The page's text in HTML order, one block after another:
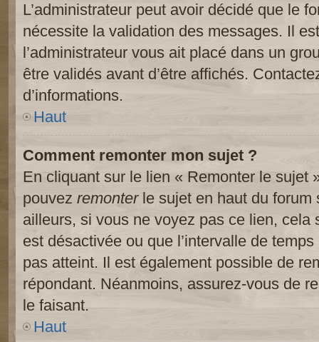
L’administrateur peut avoir décidé que le
nécessite la validation des messages. Il
l’administrateur vous ait placé dans un
être validés avant d’être affichés.
d’informations.
Haut
Comment remonter mon sujet ?
En cliquant sur le lien « Remonter le sujet
pouvez remonterle sujet en haut du forum
ailleurs, si vous ne voyez pas ce lien, cela
est désactivée ou que l’intervalle de
pas atteint. Il est également possible de
répondant. Néanmoins, assurez-vous de
le faisant.
Haut